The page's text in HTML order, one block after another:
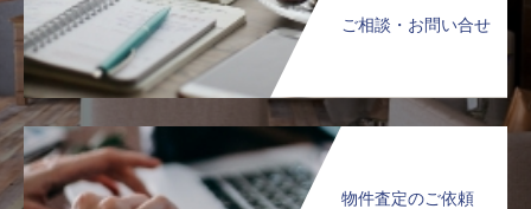
ご相談・お問い合せ
物件査定のご依頼